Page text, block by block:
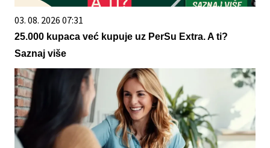
03. 08. 2026 07:31
25.000 kupaca već kupuje uz PerSu Extra. A ti?
Saznaj više